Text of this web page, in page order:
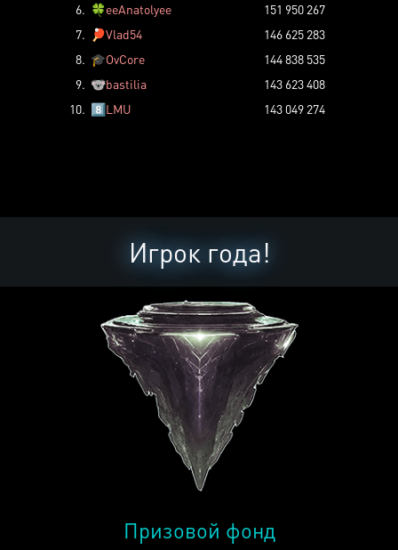
6. 🍀eeAnatolyee
151 950 267
7.
🏓Vlad54
146 625 283
8. 🎓OvCore
144 838 535
9. 🐨bastilia
143 623 408
10. 8️⃣LMU 143 049 274
Игрок года!
Призовой фонд